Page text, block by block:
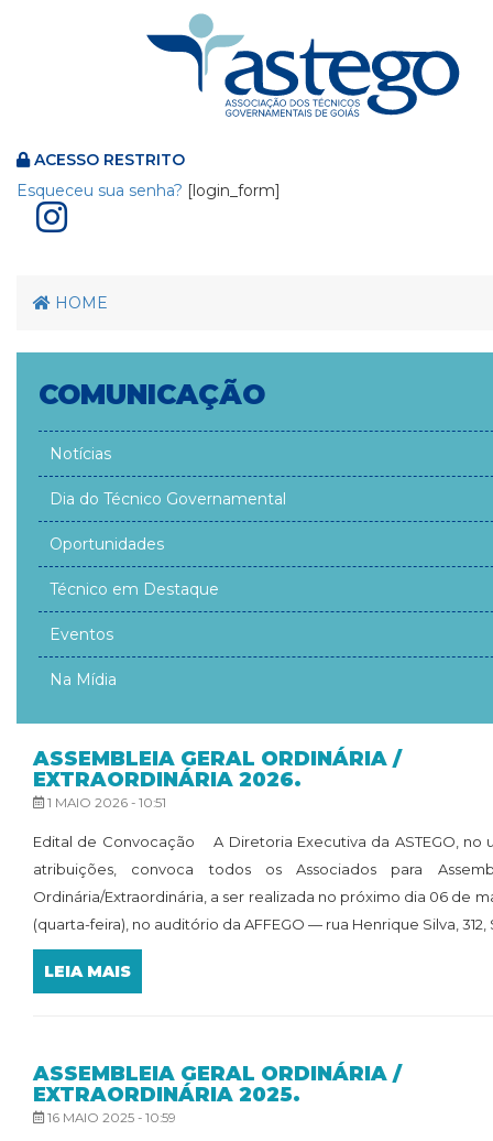
ACESSO RESTRITO
Esqueceu sua senha? [login_form]
HOME
COMUNICAÇÃO
Notícias
Dia do Técnico Governamental
Oportunidades
Técnico em Destaque
Eventos
Na Mídia
ASSEMBLEIA GERAL ORDINÁRIA /
EXTRAORDINÁRIA 2026.
1 MAIO 2026 - 10:51
Edital de Convocação A Diretoria Executiva da ASTEGO, no
atribuições, convoca todos os Associados para
Ordinária/Extraordinária, a ser realizada no próximo dia 06 de
(quarta-feira), no auditório da AFFEGO — rua Henrique Silva, 312,
LEIA MAIS
ASSEMBLEIA GERAL ORDINÁRIA /
EXTRAORDINÁRIA 2025.
16 MAIO 2025 - 10:59